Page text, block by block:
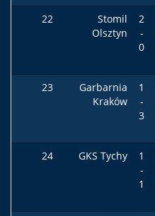
22
Stomil
Olsztyn
2
-
0
23
Garbarnia
Kraków
1
-
3
24 GKS Tychy
1
-
1